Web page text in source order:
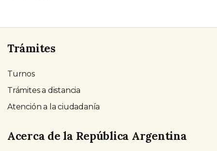
Trámites
Turnos
Trámites a distancia
Atención a la ciudadanía
Acerca de la República Argentina